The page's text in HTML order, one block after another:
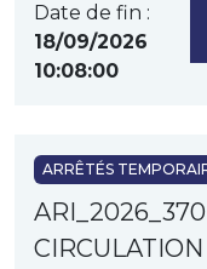
Date de fin :
18/09/2026
10:08:00
ARRÊTÉS